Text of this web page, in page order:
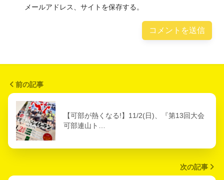
メールアドレス、サイトを保存する。
前の記事
【可部が熱くなる!】11/2(日)、『第13回大会
可部連山ト…
次の記事